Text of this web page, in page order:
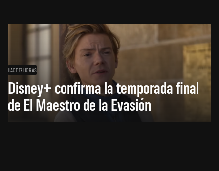
HACE 17 HORAS
Disney+ confirma la temporada final
de El Maestro de la Evasión